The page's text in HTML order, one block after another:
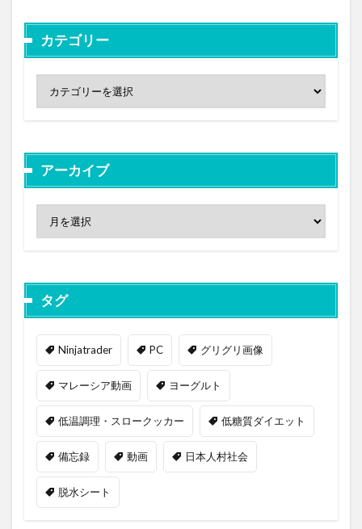
カテゴリー
アーカイブ
タグ
Ninjatrader PC グリグリ画像
マレーシア動画 ヨーグルト
低温調理・スロークッカー 低糖質ダイエット
備忘録 動画 日本人村社会
脱水シート